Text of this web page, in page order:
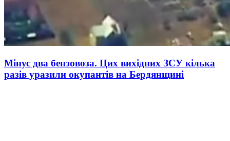
Мінус два бензовоза. Цих вихідних ЗСУ кілька
разів уразили окупантів на Бердянщині